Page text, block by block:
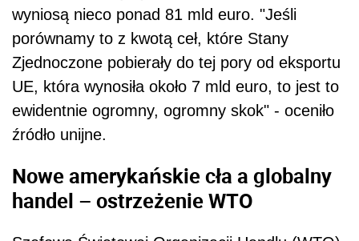
wyniosą nieco ponad 81 mld euro. "Jeśli
porównamy to z kwotą ceł, które Stany
Zjednoczone pobierały do tej pory od eksportu
UE, która wynosiła około 7 mld euro, to jest to
ewidentnie ogromny, ogromny skok" - oceniło
źródło unijne.
Nowe amerykańskie cła a globalny
handel – ostrzeżenie WTO